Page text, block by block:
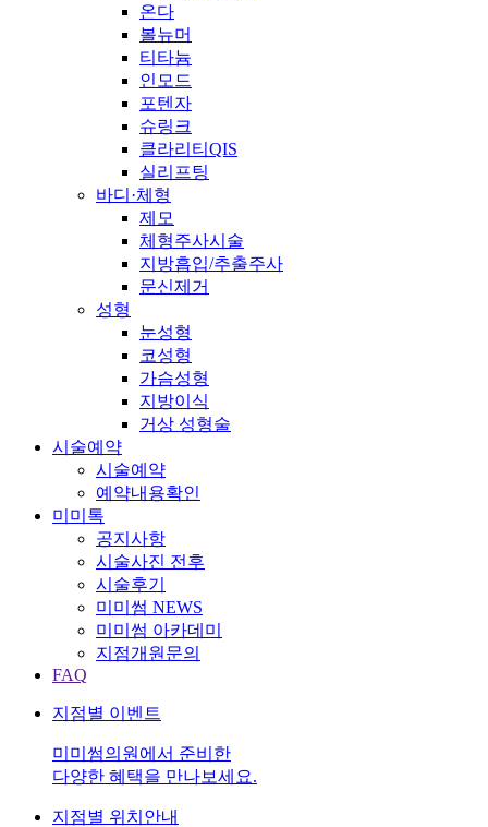
온다
볼뉴머
티타늄
인모드
포텐자
슈링크
클라리티QIS
실리프팅
바디·체형
제모
체형주사시술
지방흡입/추출주사
문신제거
성형
눈성형
코성형
가슴성형
지방이식
거상 성형술
시술예약
시술예약
예약내용확인
미미톡
공지사항
시술사진 전후
시술후기
미미썸 NEWS
미미썸 아카데미
지점개원문의
FAQ
지점별 이벤트
미미썸의원에서 준비한
다양한 혜택을 만나보세요.
지점별 위치안내